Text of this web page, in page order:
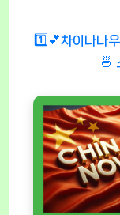
1️⃣💕차이나나
🍜